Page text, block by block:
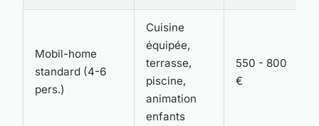
Mobil-home
standard (4-6
pers.)
Cuisine
équipée,
terrasse,
piscine,
animation
enfants
550 - 800
€